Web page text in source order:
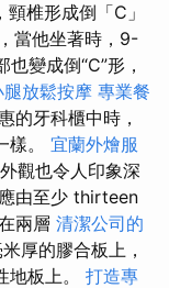
椎形成倒「C」
當他坐著時，9-
變成倒“C”形，
腿放鬆按摩 專業餐
的牙科櫃中時，
樣。 宜蘭外燴服
觀也令人印象深
由至少 thirteen
兩層 清潔公司的
厚的膠合板上，
地板上。 打造專